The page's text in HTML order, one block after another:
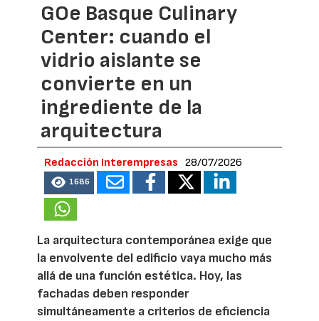
GOe Basque Culinary
Center: cuando el
vidrio aislante se
convierte en un
ingrediente de la
arquitectura
Redacción Interempresas 28/07/2026
1686
La arquitectura contemporánea exige que
la envolvente del edificio vaya mucho más
allá de una función estética. Hoy, las
fachadas deben responder
simultáneamente a criterios de eficiencia